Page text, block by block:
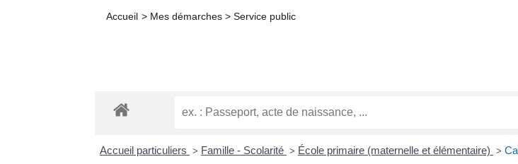
Accueil > Mes démarches > Service public
Accueil particuliers > Famille - Scolarité > École primaire (maternelle et élémentaire) >